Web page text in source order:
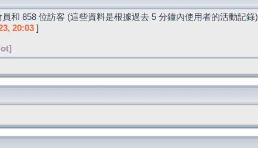
和 858 位訪客 (這些資料是根據過去 5 分鐘內使用者的活動記錄)
20:03 ]